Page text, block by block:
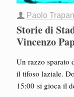
Paolo
Storie di
Vincenzo
Un razzo sparato
il tifoso laziale.
15:00 si gioca il